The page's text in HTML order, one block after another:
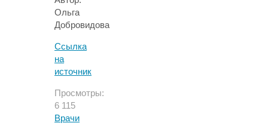
Ольга
Добровидова
Ссылка
на
источник
Просмотры:
6 115
Врачи